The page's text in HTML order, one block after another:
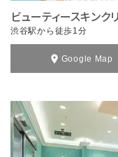
ビューティースキンク
渋谷駅から徒歩1分
Google Map